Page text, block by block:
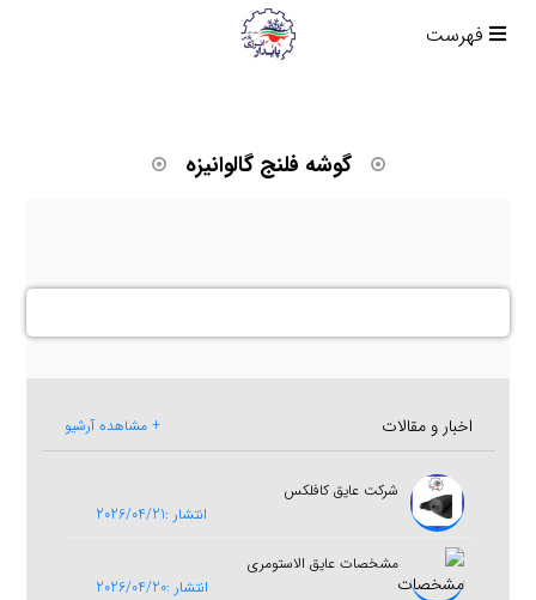
فهرست
گوشه فلنج گالوانیزه
اخبار و مقالات + مشاهده آرشیو
شرکت عایق کافلکس
انتشار :2026/04/21
مشخصات عایق الاستومری
انتشار :2026/04/20